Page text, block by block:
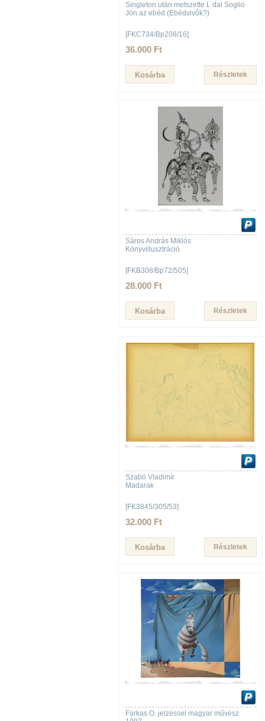
Singleton után metszette L dal Soglio
Jön az ebéd (Ebédvivők?)
[FKC734/Bp208/16]
36.000 Ft
Részletek
Sáros András Miklós
Könyvillusztráció
[FKB308/Bp72/505]
28.000 Ft
Részletek
Szabó Vladimír
Madarak
[FK3845/305/53]
32.000 Ft
Részletek
Farkas O. jelzéssel magyar művész